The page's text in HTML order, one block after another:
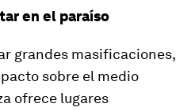
en el paraíso
grandes masificaciones,
sobre el medio
ofrece lugares